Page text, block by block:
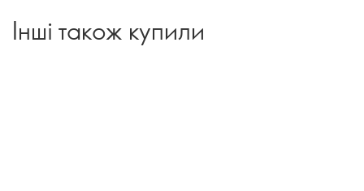
Інші також купили